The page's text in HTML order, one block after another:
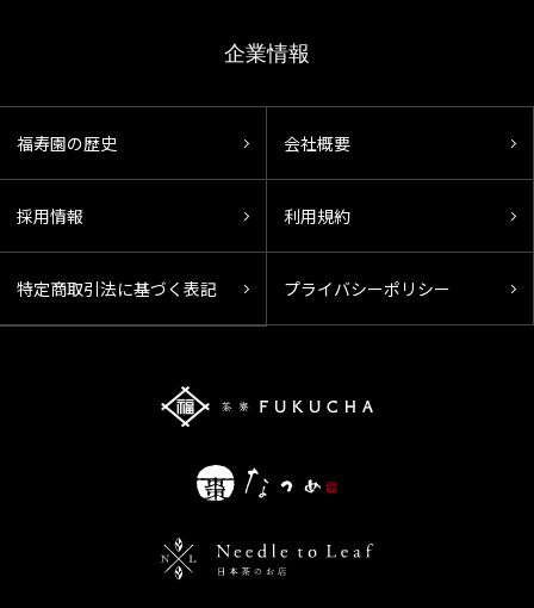
企業情報
福寿園の歴史 会社概要
採用情報 利用規約
特定商取引法に基づく表記 プライバシーポリシー